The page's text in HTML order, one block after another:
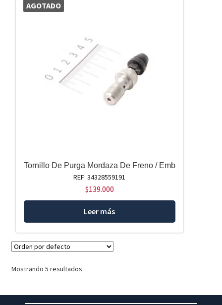
AGOTADO
Tornillo De Purga Mordaza De Freno / Emb
REF: 34328559191
$139.000
Leer más
Mostrando 5 resultados